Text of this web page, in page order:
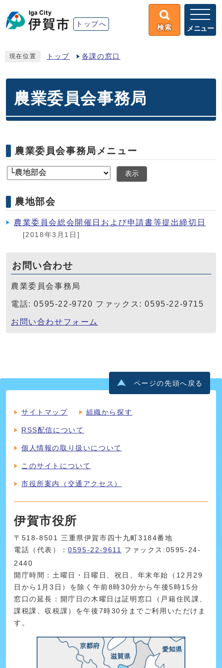
トップへ 検索 メニュー
現在位置 トップ 各課の窓口
農業委員会事務局
農業委員会事務局メニュー
表示
農地部会
農業委員会総会開催日および申請書等提出締切日
[2018年3月1日]
お問い合わせ
農業委員会事務局
電話: 0595-22-9720 ファックス: 0595-22-9715
お問い合わせフォーム
ページの先頭へ戻る
サイトマップ 組織から探す
RSS配信について
個人情報の取り扱いについて
このサイトについて
市役所案内（交通アクセス）
伊賀市役所
〒518-8501 三重県伊賀市四十九町3184番地
電話（代表）：0595-22-9611
ファックス:0595-24-
2440
開庁時間：土曜日・日曜日、祝日、年末年始（12月29
日から1月3日）を除く午前8時30分から午後5時15分
窓口の延長：開庁日の木曜日は証明窓口（戸籍住民課、
課税課、収税課）を午後7時30分までご利用いただけま
す。